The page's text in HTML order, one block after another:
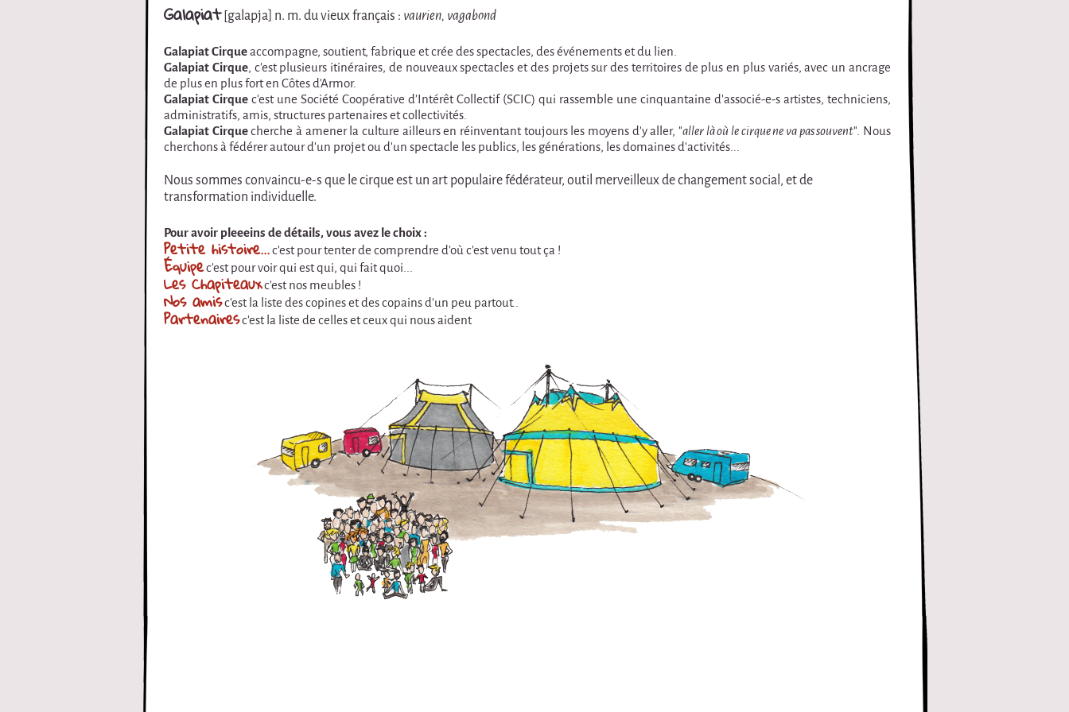
i
r
q
u
e
Galapiat[galapja] n. m. du vieux français : vaurien, vagabond
Galapiat Cirqueaccompagne, soutient, fabrique et crée des spectacles, des événements et du lien.
Galapiat Cirque, c'est plusieurs itinéraires, de nouveaux spectacles et des projets sur des territoires de plus en plus variés, avec un ancrage
de plus en plus fort en Côtes d'Armor.
Galapiat Cirque c'est une Société Coopérative d'Intérêt Collectif (SCIC) qui rassemble une cinquantaine d'associé-e-s artistes, techniciens,
administratifs, amis, structures partenaires et collectivités.
Galapiat Cirquecherche à amener la culture ailleurs en réinventant toujours les moyens d'y aller, "aller là où le cirque ne va pas souvent". Nous
cherchons à fédérer autour d'un projet ou d'un spectacle les publics, les générations, les domaines d'activités...
Nous sommes convaincu-e-s que le cirque est un art populaire fédérateur, outil merveilleux de changement social, et de
transformation individuelle.
Pour avoir pleeeins de détails, vous avez le choix :
Petite histoire...c'est pour tenter de comprendre d'où c'est venu tout ça !
Équipec'est pour voir qui est qui, qui fait quoi...
Les Chapiteauxc'est nos meubles !
Nos amisc'est la liste des copines et des copains d'un peu partout..
Partenairesc'est la liste de celles et ceux qui nous aident